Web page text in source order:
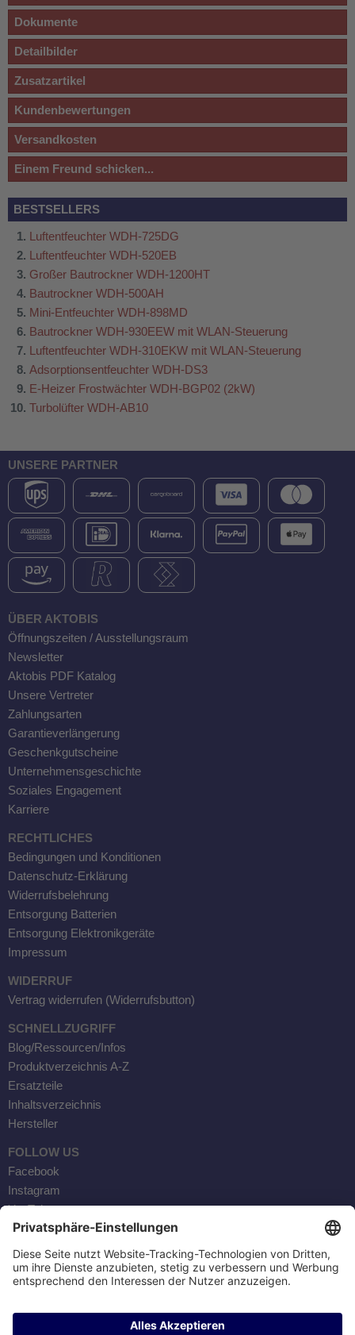
Dokumente
Detailbilder
Zusatzartikel
Kundenbewertungen
Versandkosten
Einem Freund schicken...
BESTSELLERS
Luftentfeuchter WDH-725DG
Luftentfeuchter WDH-520EB
Großer Bautrockner WDH-1200HT
Bautrockner WDH-500AH
Mini-Entfeuchter WDH-898MD
Bautrockner WDH-930EEW mit WLAN-Steuerung
Luftentfeuchter WDH-310EKW mit WLAN-Steuerung
Adsorptionsentfeuchter WDH-DS3
E-Heizer Frostwächter WDH-BGP02 (2kW)
Turbolüfter WDH-AB10
UNSERE PARTNER
ÜBER AKTOBIS
Öffnungszeiten / Ausstellungsraum
Newsletter
Aktobis PDF Katalog
Unsere Vertreter
Zahlungsarten
Garantieverlängerung
Geschenkgutscheine
Unternehmensgeschichte
Soziales Engagement
Karriere
RECHTLICHES
Bedingungen und Konditionen
Datenschutz-Erklärung
Widerrufsbelehrung
Entsorgung Batterien
Entsorgung Elektronikgeräte
Impressum
WIDERRUF
Vertrag widerrufen (Widerrufsbutton)
SCHNELLZUGRIFF
Blog/Ressourcen/Infos
Produktverzeichnis A-Z
Ersatzteile
Inhaltsverzeichnis
Hersteller
FOLLOW US
Facebook
Instagram
YouTube
Kontaktaufnahme
AKTOBIS AG
BORSIGSTR. 20
63110 RODGAU / GERMANY